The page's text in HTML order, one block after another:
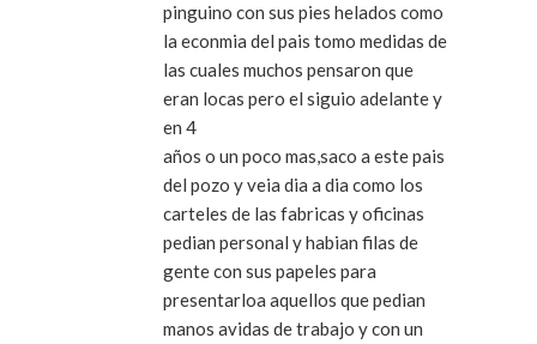
pinguino con sus pies helados como
la econmia del pais tomo medidas de
las cuales muchos pensaron que
eran locas pero el siguio adelante y
en 4
años o un poco mas,saco a este pais
del pozo y veia dia a dia como los
carteles de las fabricas y oficinas
pedian personal y habian filas de
gente con sus papeles para
presentarloa aquellos que pedian
manos avidas de trabajo y con un